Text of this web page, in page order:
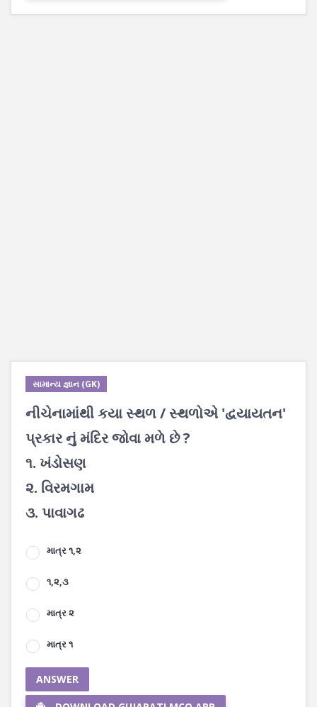
સામાન્ય જ્ઞાન (GK)
નીચેનામાંથી કયા સ્થળ / સ્થળોએ 'દ્વયાયતન'
પ્રકાર નું મંદિર જોવા મળે છે ?
૧. ખંડોસણ
૨. વિરમગામ
૩. પાવાગઢ
માત્ર ૧,૨
૧,૨,૩
માત્ર ૨
માત્ર ૧
ANSWER